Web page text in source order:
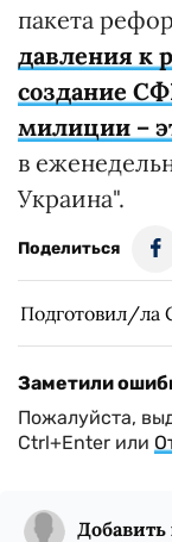
пакета
давления к
создание
милиции –
в
Украина".
Поделиться
Подготовил/ла
Заметили
Пожалуйста,
Ctrl+Enter или